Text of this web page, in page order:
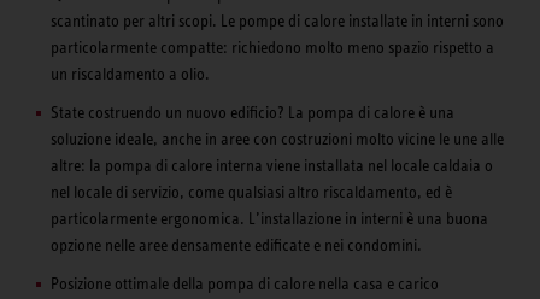
scantinato per altri scopi. Le pompe di calore installate in interni sono
particolarmente compatte: richiedono molto meno spazio rispetto a
un riscaldamento a olio.
State costruendo un nuovo edificio? La pompa di calore è una
soluzione ideale, anche in aree con costruzioni molto vicine le une alle
altre: la pompa di calore interna viene installata nel locale caldaia o
nel locale di servizio, come qualsiasi altro riscaldamento, ed è
particolarmente ergonomica. L’installazione in interni è una buona
opzione nelle aree densamente edificate e nei condomini.
Posizione ottimale della pompa di calore nella casa e carico